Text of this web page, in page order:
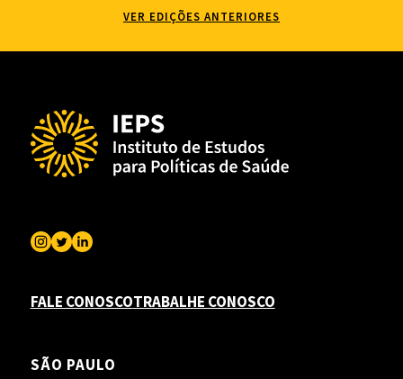
VER EDIÇÕES ANTERIORES
FALE CONOSCOTRABALHE CONOSCO
SÃO PAULO